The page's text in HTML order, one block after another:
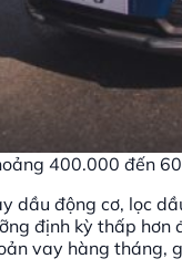
400.000 đến
dầu động cơ, lọc
định kỳ thấp hơn
vay hàng tháng,